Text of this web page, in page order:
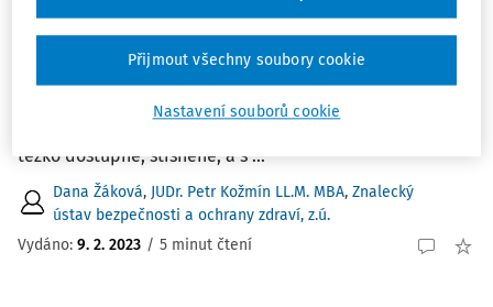
Deratizér
Deratizér hubí, likviduje a odstraňuje škůdce a obtížný
metodami a přípravky, ničí choroboplodné zárodky ve
těžko dostupné, stísněné, a s ...
Dana Žáková, JUDr. Petr Kožmín LL.M. MBA, Znalecký
ústav bezpečnosti a ochrany zdraví, z.ú.
Vydáno: 9. 2. 2023 / 5 minut čtení
Nastavení souborů cookie
Přijmout všechny soubory cookie